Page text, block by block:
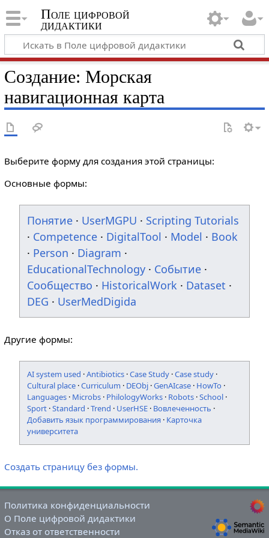
Поле цифровой
дидактики
Создание: Морская
навигационная карта
Выберите форму для создания этой страницы:
Основные формы:
Понятие · UserMGPU · Scripting Tutorials
· Competence · DigitalTool · Model · Book
· Person · Diagram ·
EducationalTechnology · Событие ·
Сообщество · HistoricalWork · Dataset ·
DEG · UserMedDigida
Другие формы:
AI system used ·Antibiotics ·Case Study ·Case study ·
Cultural place ·Curriculum · DEObj ·GenAIcase · HowTo ·
Languages · Microbs · PhilologyWorks · Robots ·School ·
Sport ·Standard ·Trend · UserHSE · Вовлеченность ·
Добавить язык программирования · Карточка
университета
Создать страницу без формы.
Политика конфиденциальности
О Поле цифровой дидактики
Отказ от ответственности